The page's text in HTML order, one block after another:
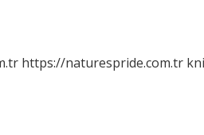
https://naturespride.com.tr